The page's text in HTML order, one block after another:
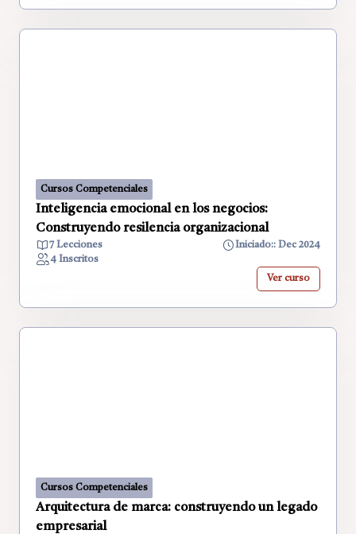
Cursos Competenciales
Inteligencia emocional en los negocios:
Construyendo resilencia organizacional
7 Lecciones
Iniciado:: Dec 2024
4 Inscritos
Ver curso
Cursos Competenciales
Arquitectura de marca: construyendo un legado
empresarial